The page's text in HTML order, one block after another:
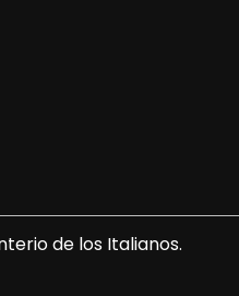
de los Italianos.